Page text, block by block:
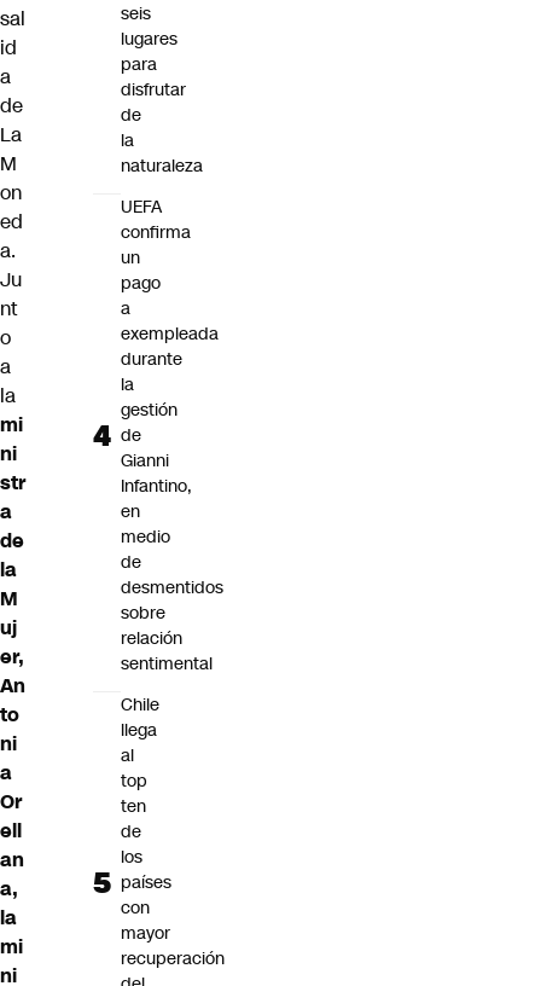
sal
id
a
de
La
M
on
ed
a.
Ju
nt
o
a
la
mi
ni
str
a
de
la
M
uj
er,
An
to
ni
a
Or
ell
an
a,
la
mi
ni
seis
lugares
para
disfrutar
de
la
naturaleza
UEFA
confirma
un
pago
a
exempleada
durante
la
gestión
de
Gianni
Infantino,
en
medio
de
desmentidos
sobre
relación
sentimental
Chile
llega
al
top
ten
de
los
países
con
mayor
recuperación